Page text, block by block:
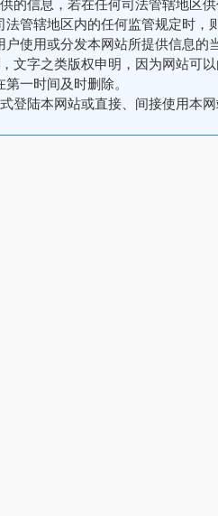
法管辖地区内的任何监管规定时
户使用或分发本网站所提供信息的
文字之类版权申明，因为网站可
一时间及时删除。
登陆本网站或直接、间接使用本